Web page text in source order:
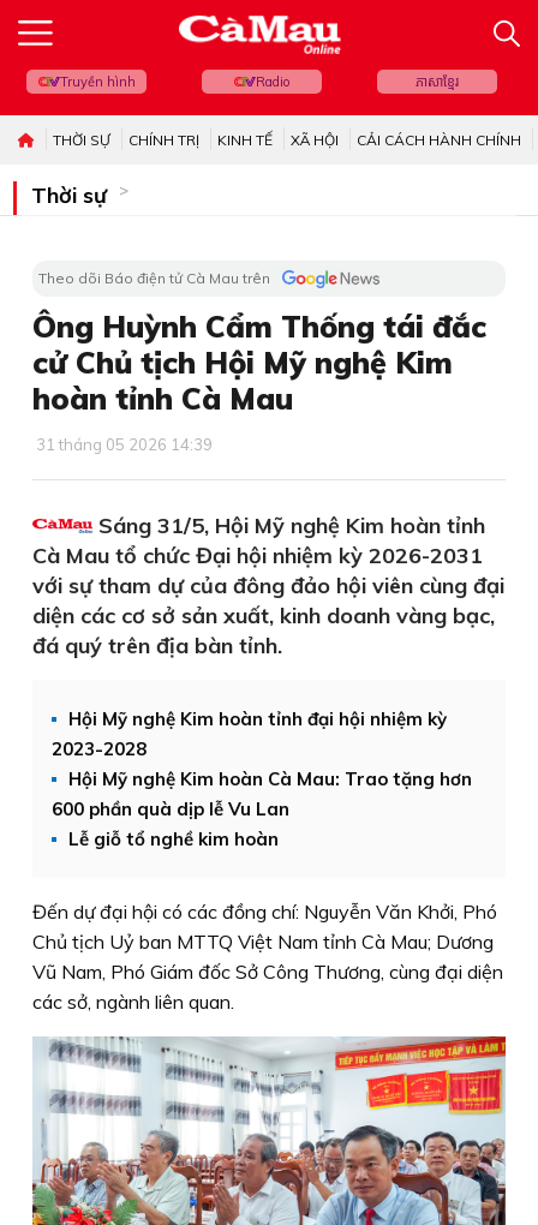
Truyền hình Radio ភាសាខ្មែរ
THỜI SỰ CHÍNH TRỊ KINH TẾ XÃ HỘI CẢI CÁCH HÀNH CHÍNH
Thời sự
Theo dõi Báo điện tử Cà Mau trên
Ông Huỳnh Cẩm Thống tái đắc
cử Chủ tịch Hội Mỹ nghệ Kim
hoàn tỉnh Cà Mau
31 tháng 05 2026 14:39
Sáng 31/5, Hội Mỹ nghệ Kim hoàn tỉnh
Cà Mau tổ chức Đại hội nhiệm kỳ 2026-2031
với sự tham dự của đông đảo hội viên cùng đại
diện các cơ sở sản xuất, kinh doanh vàng bạc,
đá quý trên địa bàn tỉnh.
Hội Mỹ nghệ Kim hoàn tỉnh đại hội nhiệm kỳ
2023-2028
Hội Mỹ nghệ Kim hoàn Cà Mau: Trao tặng hơn
600 phần quà dịp lễ Vu Lan
Lễ giỗ tổ nghề kim hoàn
Đến dự đại hội có các đồng chí: Nguyễn Văn Khởi, Phó
Chủ tịch Uỷ ban MTTQ Việt Nam tỉnh Cà Mau; Dương
Vũ Nam, Phó Giám đốc Sở Công Thương, cùng đại diện
các sở, ngành liên quan.